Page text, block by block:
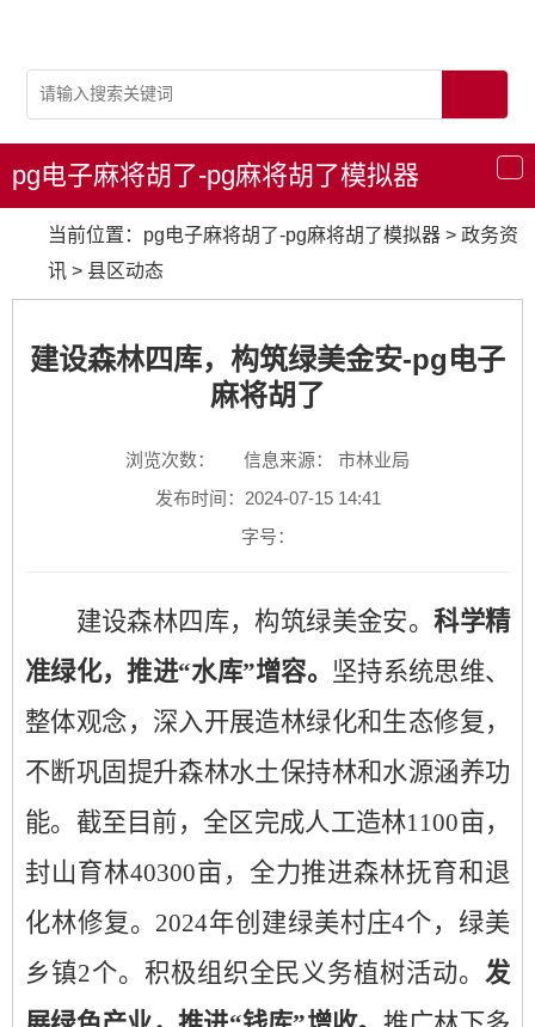
导
航
pg电子麻将胡了-pg麻将胡了模拟器
当前位置： pg电子麻将胡了-pg麻将胡了模拟器 > 政务资
讯 > 县区动态
建设森林四库，构筑绿美金安-pg电子
麻将胡了
浏览次数：
信息来源： 市林业局
发布时间：2024-07-15 14:41
字号：
建设森林四库，构筑绿美金安。科学精
准绿化，推进“水库”增容。 坚持系统思维、
整体观念，深入开展造林绿化和生态修复，
不断巩固提升森林水土保持林和水源涵养功
能。截至目前，全区完成人工造林1100亩，
封山育林40300亩，全力推进森林抚育和退
化林修复。2024年创建绿美村庄4个，绿美
乡镇2个。积极组织全民义务植树活动。 发